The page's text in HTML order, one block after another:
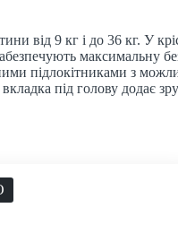
від 9 кг і до 36 кг. У
підлокітниками з
під голову додає